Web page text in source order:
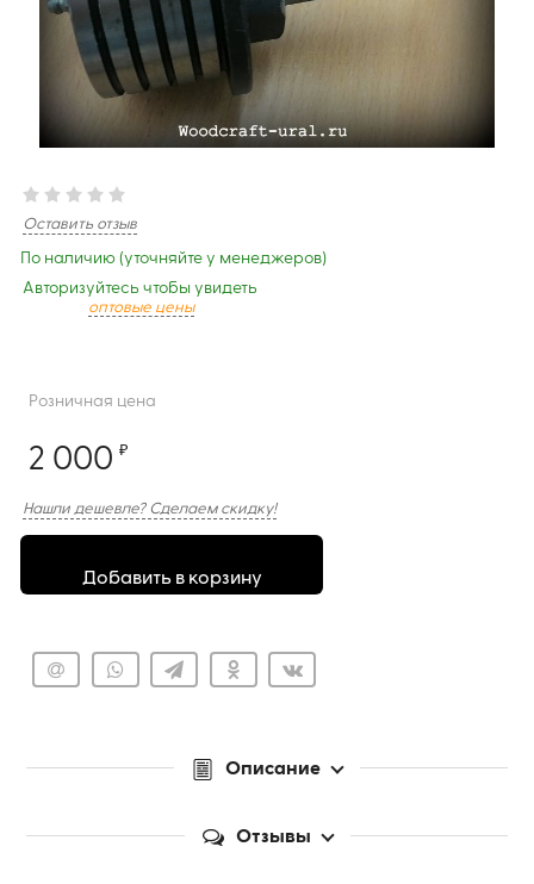
Оставить отзыв
По наличию (уточняйте у менеджеров)
Авторизуйтесь чтобы увидеть
оптовые цены
Розничная цена
2 000 ₽
Нашли дешевле? Сделаем скидку!
Добавить в корзину
Описание
Отзывы